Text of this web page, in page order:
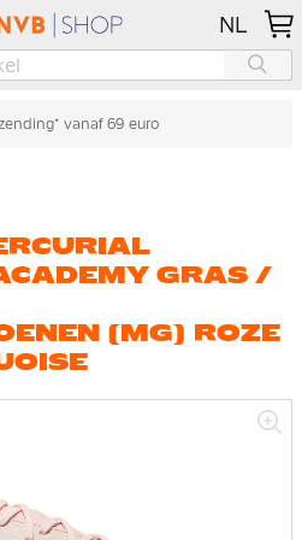
NL
vanaf 69 euro
GRAS /
(MG) ROZE